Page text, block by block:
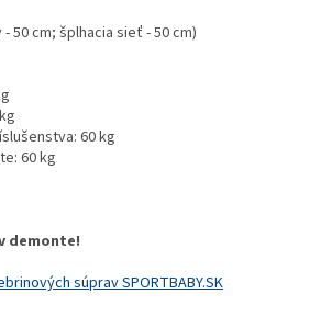
50 cm; šplhacia sieť - 50 cm)
60 kg
60 kg
demonte!
súprav SPORTBABY.SK